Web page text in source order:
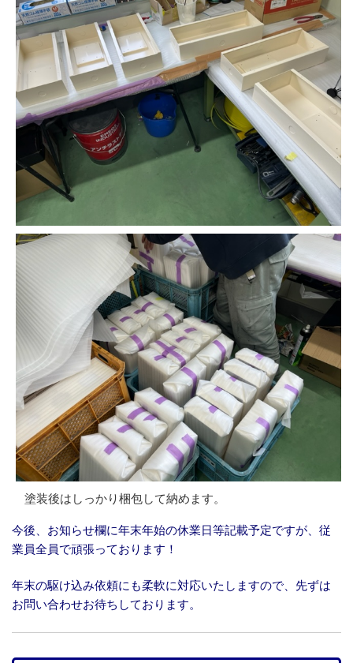
塗装後はしっかり梱包して納めます。
今後、お知らせ欄に年末年始の休業日等記載予定ですが、従
業員全員で頑張っております！
年末の駆け込み依頼にも柔軟に対応いたしますので、先ずは
お問い合わせお待ちしております。